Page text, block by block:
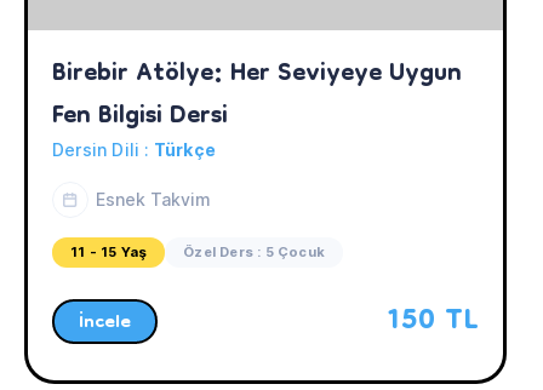
Birebir Atölye: Her Seviyeye Uygun
Fen Bilgisi Dersi
Dersin Dili : Türkçe
Esnek Takvim
11 - 15 Yaş Özel Ders : 5 Çocuk
İncele 150 TL